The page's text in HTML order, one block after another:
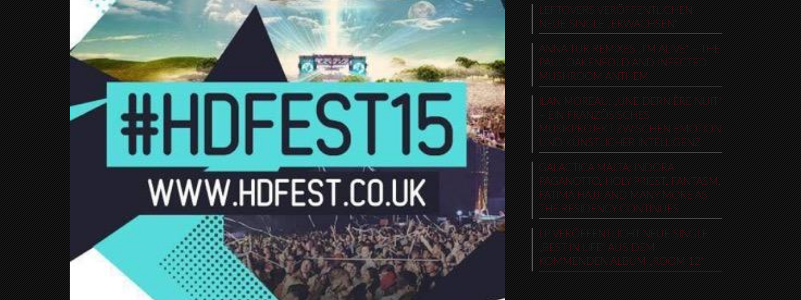
LEFTOVERS VERÖFFENTLICHEN
NEUE SINGLE „ERWACHSEN“
ANNA TUR REMIXES „I’M ALIVE“ – THE
PAUL OAKENFOLD AND INFECTED
MUSHROOM ANTHEM
ILAN MOREAU: „UNE DERNIÈRE NUIT“
– EIN FRANZÖSISCHES
MUSIKPROJEKT ZWISCHEN EMOTION
UND KÜNSTLICHER INTELLIGENZ
GALACTICA MALTA: INDORA
PAGANOTTO, HOLY PRIEST, FANTASM,
FATIMA HAJJI AND MANY MORE AS
THE RESIDENCY CONTINUES
LP VERÖFFENTLICHT NEUE SINGLE
„BEST IN LIFE“ AUS DEM
KOMMENDEN ALBUM „ROOM 12“